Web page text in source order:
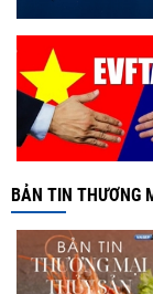
BẢN TIN THƯƠNG